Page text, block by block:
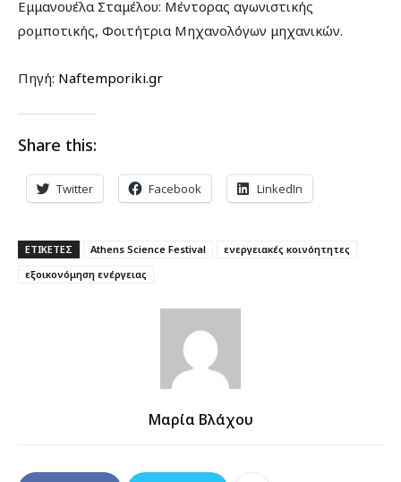
Εμμανουέλα Σταμέλου: Μέντορας αγωνιστικής
ρομποτικής, Φοιτήτρια Μηχανολόγων μηχανικών.
Πηγή: Naftemporiki.gr
Share this:
Twitter Facebook LinkedIn
ΕΤΙΚΕΤΕΣ Athens Science Festival
ενεργειακές κοινόητητες
εξοικονόμηση ενέργειας
Μαρία Βλάχου